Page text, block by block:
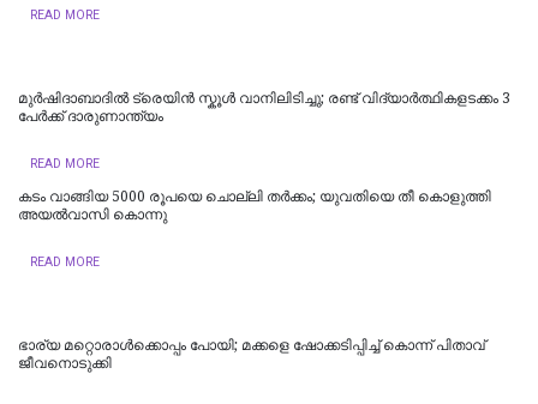
READ MORE
മുർഷിദാബാദിൽ ട്രെയിൻ സ്കൂൾ വാനിലിടിച്ചു; രണ്ട് വിദ്യാർത്ഥികളടക്കം 3
പേർക്ക് ദാരുണാന്ത്യം
READ MORE
കടം വാങ്ങിയ 5000 രൂപയെ ചൊല്ലി തര്‍ക്കം; യുവതിയെ തീ കൊളുത്തി
അയല്‍വാസി കൊന്നു
READ MORE
ഭാര്യ മറ്റൊരാൾക്കൊപ്പം പോയി; മക്കളെ ഷോക്കടിപ്പിച്ച് കൊന്ന് പിതാവ്
ജീവനൊടുക്കി